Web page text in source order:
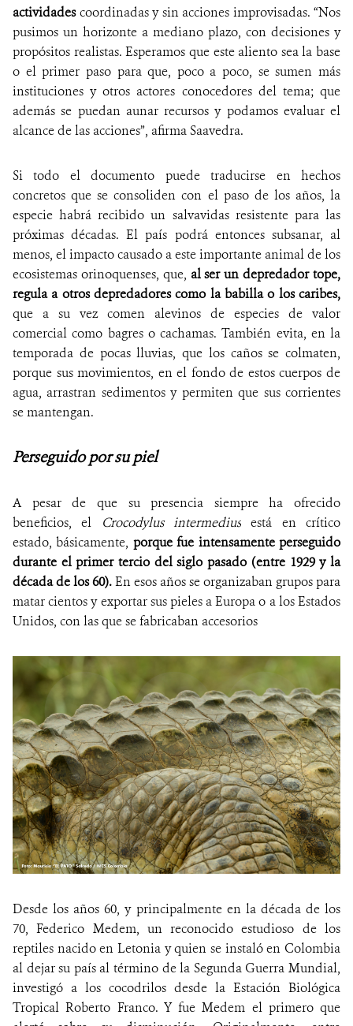
actividadescoordinadas y sin acciones improvisadas. “Nos
pusimos un horizonte a mediano plazo, con decisiones y
propósitos realistas. Esperamos que este aliento sea la base
o el primer paso para que, poco a poco, se sumen más
instituciones y otros actores conocedores del tema; que
además se puedan aunar recursos y podamos evaluar el
alcance de las acciones”, afirma Saavedra.
Si todo el documento puede traducirse en hechos
concretos que se consoliden con el paso de los años, la
especie habrá recibido un salvavidas resistente para las
próximas décadas. El país podrá entonces subsanar, al
menos, el impacto causado a este importante animal de los
ecosistemas orinoquenses, que, al ser un depredador tope,
regula a otros depredadores como la babilla o los caribes,
que a su vez comen alevinos de especies de valor
comercial como bagres o cachamas. También evita, en la
temporada de pocas lluvias, que los caños se colmaten,
porque sus movimientos, en el fondo de estos cuerpos de
agua, arrastran sedimentos y permiten que sus corrientes
se mantengan.
Perseguido por su piel
A pesar de que su presencia siempre ha ofrecido
beneficios, el
Crocodylus intermedius está en crítico
estado, básicamente, porque fue intensamente perseguido
durante el primer tercio del siglo pasado (entre 1929 y la
década de los 60).En esos años se organizaban grupos para
matar cientos y exportar sus pieles a Europa o a los Estados
Unidos, con las que se fabricaban accesorios
Desde los años 60, y principalmente en la década de los
70, Federico Medem, un reconocido estudioso de los
reptiles nacido en Letonia y quien se instaló en Colombia
al dejar su país al término de la Segunda Guerra Mundial,
investigó a los cocodrilos desde la Estación Biológica
Tropical Roberto Franco. Y fue Medem el primero que